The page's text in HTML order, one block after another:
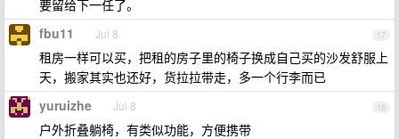
要留给下一任了。
17
fbu11 Jul 8
租房一样可以买，把租的房子里的椅子换成自己买的沙发舒服上
天，搬家其实也还好，货拉拉带走，多一个行李而已
18
yuruizhe Jul 8
户外折叠躺椅，有类似功能，方便携带